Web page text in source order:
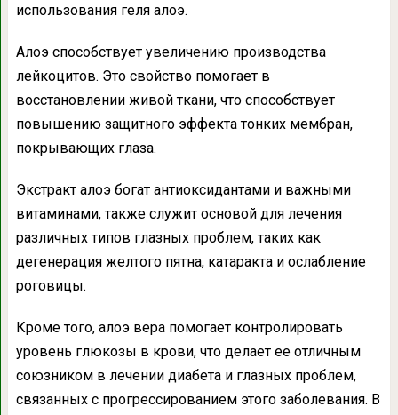
использования геля алоэ.
Алоэ способствует увеличению производства
лейкоцитов. Это свойство помогает в
восстановлении живой ткани, что способствует
повышению защитного эффекта тонких мембран,
покрывающих глаза.
Экстракт алоэ богат антиоксидантами и важными
витаминами, также служит основой для лечения
различных типов глазных проблем, таких как
дегенерация желтого пятна, катаракта и ослабление
роговицы.
Кроме того, алоэ вера помогает контролировать
уровень глюкозы в крови, что делает ее отличным
союзником в лечении диабета и глазных проблем,
связанных с прогрессированием этого заболевания. В